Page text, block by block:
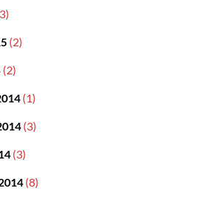
(2)
(2)
(1)
(3)
(3)
(8)